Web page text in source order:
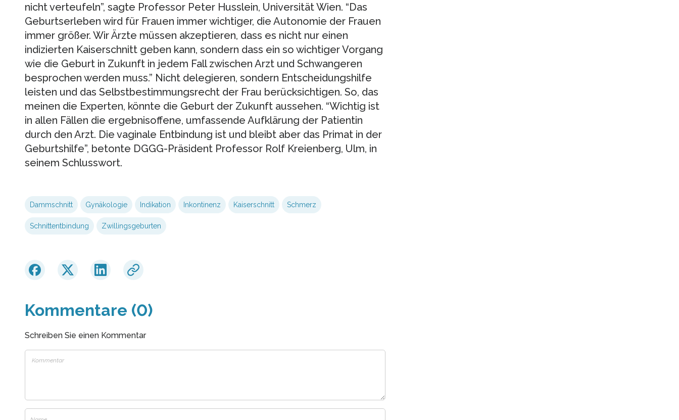
nicht verteufeln”, sagte Professor Peter Husslein, Universität Wien. “Das
Geburtserleben wird für Frauen immer wichtiger, die Autonomie der Frauen
immer größer. Wir Ärzte müssen akzeptieren, dass es nicht nur einen
indizierten Kaiserschnitt geben kann, sondern dass ein so wichtiger Vorgang
wie die Geburt in Zukunft in jedem Fall zwischen Arzt und Schwangeren
besprochen werden muss.” Nicht delegieren, sondern Entscheidungshilfe
leisten und das Selbstbestimmungsrecht der Frau berücksichtigen. So, das
meinen die Experten, könnte die Geburt der Zukunft aussehen. “Wichtig ist
in allen Fällen die ergebnisoffene, umfassende Aufklärung der Patientin
durch den Arzt. Die vaginale Entbindung ist und bleibt aber das Primat in der
Geburtshilfe”, betonte DGGG-Präsident Professor Rolf Kreienberg, Ulm, in
seinem Schlusswort.
Dammschnitt Gynäkologie Indikation Inkontinenz Kaiserschnitt Schmerz
Schnittentbindung Zwillingsgeburten
Kommentare (0)
Schreiben Sie einen Kommentar